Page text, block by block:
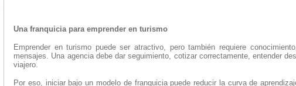
Una franquicia para emprender en turismo
Emprender en turismo puede ser atractivo, pero también requiere
mensajes. Una agencia debe dar seguimiento, cotizar correctamente, entender
viajero.
Por eso, iniciar bajo un modelo de franquicia puede reducir la curva de